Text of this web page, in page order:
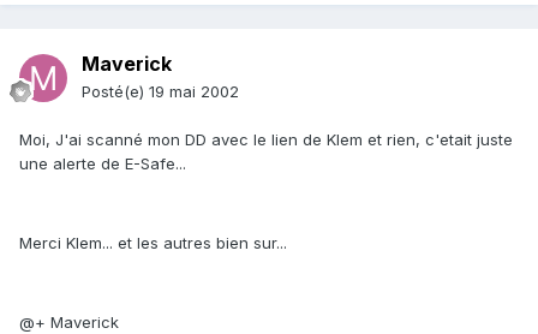
Maverick
Posté(e) 19 mai 2002
Moi, J'ai scanné mon DD avec le lien de Klem et rien, c'etait juste
une alerte de E-Safe...
Merci Klem... et les autres bien sur...
@+ Maverick